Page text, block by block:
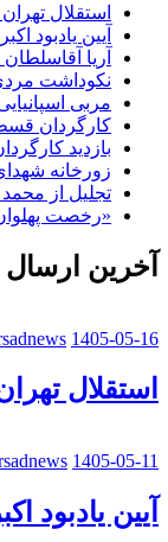
استقلال
آیین یادبود
آریا
نکوداشت مردی
مربی
کارگردان
بازدید
زورخانه
تجلیل از
«رخصت
آخرین ارسال
1405-05-16
استقلال
1405-05-11
آیین یادبود